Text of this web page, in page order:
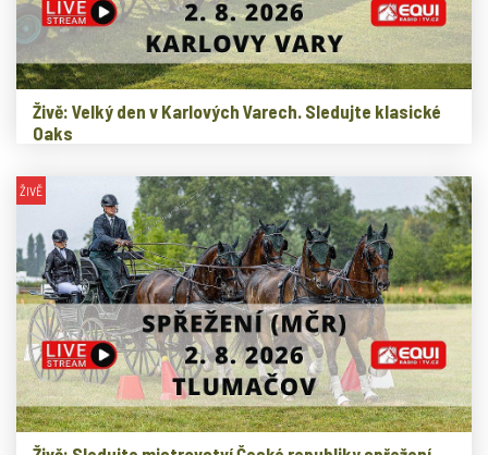
Živě: Velký den v Karlových Varech. Sledujte klasické
Oaks
ŽIVĚ